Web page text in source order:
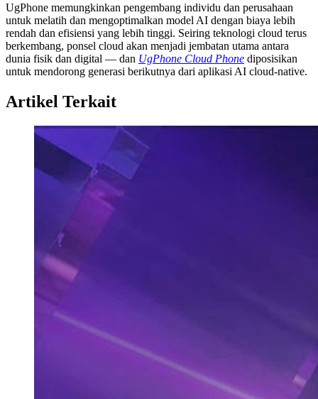
UgPhone memungkinkan pengembang individu dan perusahaan
untuk melatih dan mengoptimalkan model AI dengan biaya lebih
rendah dan efisiensi yang lebih tinggi. Seiring teknologi cloud terus
berkembang, ponsel cloud akan menjadi jembatan utama antara
dunia fisik dan digital — dan UgPhone Cloud Phone diposisikan
untuk mendorong generasi berikutnya dari aplikasi AI cloud-native.
Artikel Terkait